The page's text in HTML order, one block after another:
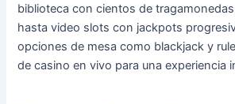
biblioteca con cientos de
hasta video slots con jackpots
opciones de mesa como blackjack y
de casino en vivo para una experiencia